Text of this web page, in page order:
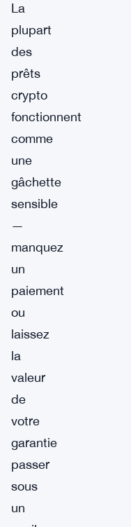
La
plupart
des
prêts
crypto
fonctionnent
comme
une
gâchette
sensible
—
manquez
un
paiement
ou
laissez
la
valeur
de
votre
garantie
passer
sous
un